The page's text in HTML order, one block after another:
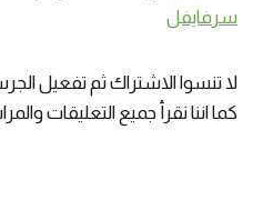
سرفايفل
لا تنسوا الاشتراك ثم تفعيل
كما اننا نقرأ جميع التعليقات